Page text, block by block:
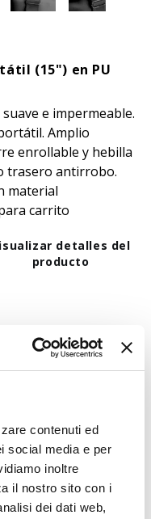
contenuti ed
social media e per
inoltre
il nostro sito con i
dei dati web,
(15") en PU
e impermeable.
Amplio
enrollable y hebilla
trasero antirrobo.
material
carrito
detalles del
producto
500+ 1000+ 2500+
€ 45,590€ 45,460€